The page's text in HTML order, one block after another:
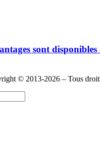
sont disponibles
© 2013-2026 – Tous